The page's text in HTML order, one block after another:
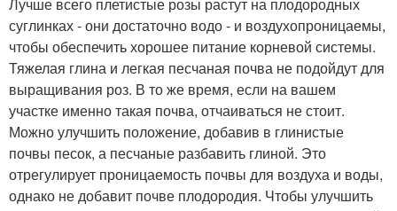
Лучше всего плетистые розы растут на плодородных
суглинках - они достаточно водо - и воздухопроницаемы,
чтобы обеспечить хорошее питание корневой системы.
Тяжелая глина и легкая песчаная почва не подойдут для
выращивания роз. В то же время, если на вашем
участке именно такая почва, отчаиваться не стоит.
Можно улучшить положение, добавив в глинистые
почвы песок, а песчаные разбавить глиной. Это
отрегулирует проницаемость почвы для воздуха и воды,
однако не добавит почве плодородия. Чтобы улучшить